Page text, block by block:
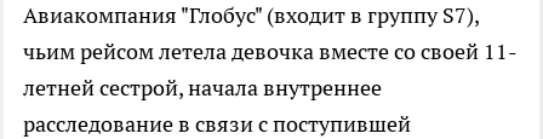
Авиакомпания "Глобус" (входит в группу S7),
чьим рейсом летела девочка вместе со своей 11-
летней сестрой, начала внутреннее
расследование в связи с поступившей